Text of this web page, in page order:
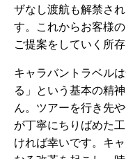
ザなし渡航も解禁さ
す。これからお客様
ご提案をしていく所存
キャラバントラベル
る」という基本の精
ん。ツアーを行き先
が丁寧にちりばめた
ければ幸いです。キ